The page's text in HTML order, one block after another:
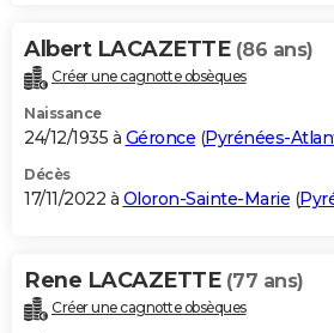
Albert LACAZETTE (86 ans)
Créer une cagnotte obsèques
Naissance
24/12/1935 à Géronce (Pyrénées-
Décès
17/11/2022 à Oloron-Sainte-Marie (
Rene LACAZETTE (77 ans)
Créer une cagnotte obsèques